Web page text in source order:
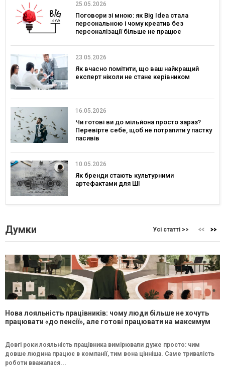
25.05.2026
Поговори зі мною: як Big Idea стала
персональною і чому креатив без
персоналізації більше не працює
23.05.2026
Як вчасно помітити, що ваш найкращий
експерт ніколи не стане керівником
16.05.2026
Чи готові ви до мільйона просто зараз?
Перевірте себе, щоб не потрапити у пастку
пасивів
10.05.2026
Як бренди стають культурними
артефактами для ШІ
Думки Усі статті >>
Нова лояльність працівників: чому люди більше не хочуть
працювати «до пенсії», але готові працювати на максимум
Довгі роки лояльність працівника вимірювали дуже просто: чим
довше людина працює в компанії, тим вона цінніша. Саме тривалість
роботи вважалася...